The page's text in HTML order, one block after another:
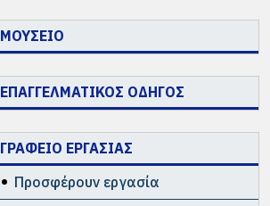
ΜΟΥΣΕΙΟ
ΕΠΑΓΓΕΛΜΑΤΙΚΟΣ ΟΔΗΓΟΣ
ΓΡΑΦΕΙΟ ΕΡΓΑΣΙΑΣ
Προσφέρουν εργασία